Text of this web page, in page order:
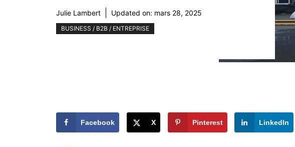
Julie Lambert Updated on: mars 28, 2025
BUSINESS / B2B / ENTREPRISE
Facebook X Pinterest LinkedIn